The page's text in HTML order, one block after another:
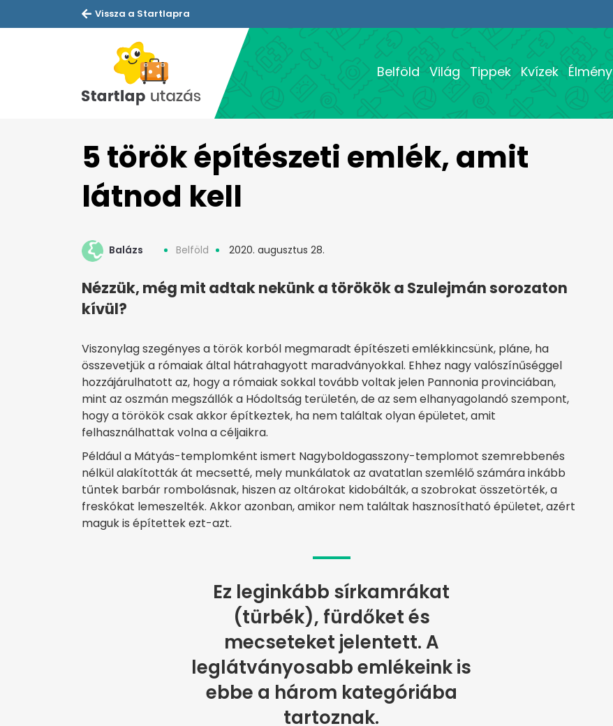
Vissza a Startlapra
Belföld Világ Tippek Kvízek Élmény
5 török építészeti emlék, amit
látnod kell
Balázs Belföld 2020. augusztus 28.
Nézzük, még mit adtak nekünk a törökök a Szulejmán sorozaton
kívül?
Viszonylag szegényes a török korból megmaradt építészeti emlékkincsünk, pláne, ha
összevetjük a rómaiak által hátrahagyott maradványokkal. Ehhez nagy valószínűséggel
hozzájárulhatott az, hogy a rómaiak sokkal tovább voltak jelen Pannonia provinciában,
mint az oszmán megszállók a Hódoltság területén, de az sem elhanyagolandó szempont,
hogy a törökök csak akkor építkeztek, ha nem találtak olyan épületet, amit
felhasználhattak volna a céljaikra.
Például a Mátyás-templomként ismert Nagyboldogasszony-templomot szemrebbenés
nélkül alakították át mecsetté, mely munkálatok az avatatlan szemlélő számára inkább
tűntek barbár rombolásnak, hiszen az oltárokat kidobálták, a szobrokat összetörték, a
freskókat lemeszelték. Akkor azonban, amikor nem találtak hasznosítható épületet, azért
maguk is építettek ezt-azt.
Ez leginkább sírkamrákat
(türbék), fürdőket és
mecseteket jelentett. A
leglátványosabb emlékeink is
ebbe a három kategóriába
tartoznak.